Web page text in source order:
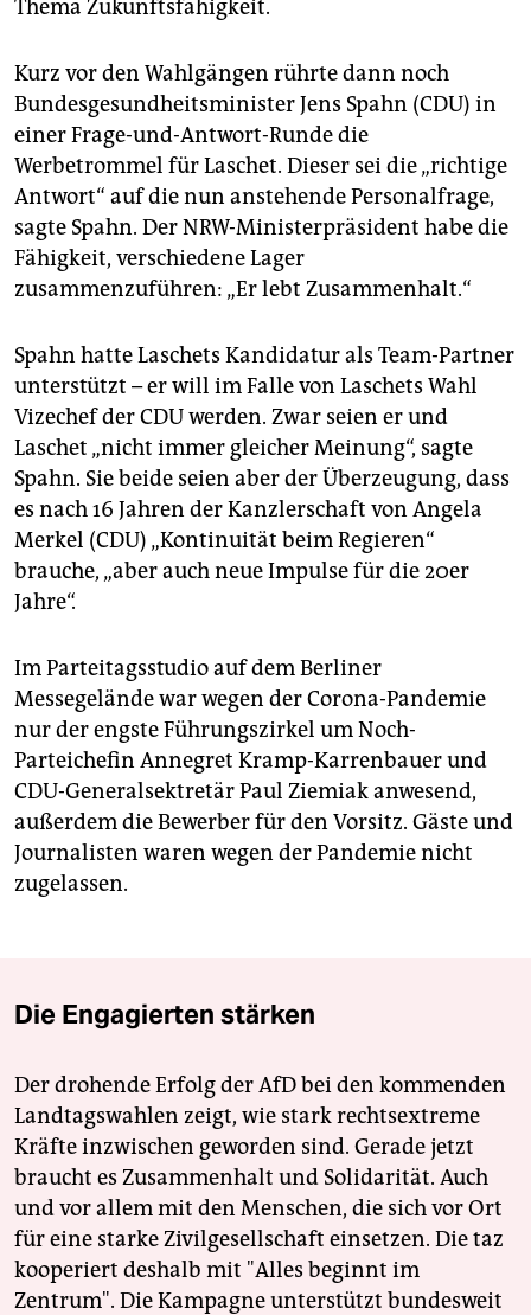
Thema Zukunftsfähigkeit.
Kurz vor den Wahlgängen rührte dann noch
Bundesgesundheitsminister Jens Spahn (CDU) in
einer Frage-und-Antwort-Runde die
Werbetrommel für Laschet. Dieser sei die „richtige
Antwort“ auf die nun anstehende Personalfrage,
sagte Spahn. Der NRW-Ministerpräsident habe die
Fähigkeit, verschiedene Lager
zusammenzuführen: „Er lebt Zusammenhalt.“
Spahn hatte Laschets Kandidatur als Team-Partner
unterstützt – er will im Falle von Laschets Wahl
Vizechef der CDU werden. Zwar seien er und
Laschet „nicht immer gleicher Meinung“, sagte
Spahn. Sie beide seien aber der Überzeugung, dass
es nach 16 Jahren der Kanzlerschaft von Angela
Merkel (CDU) „Kontinuität beim Regieren“
brauche, „aber auch neue Impulse für die 20er
Jahre“.
Im Parteitagsstudio auf dem Berliner
Messegelände war wegen der Corona-Pandemie
nur der engste Führungszirkel um Noch-
Parteichefin Annegret Kramp-Karrenbauer und
CDU-Generalsektretär Paul Ziemiak anwesend,
außerdem die Bewerber für den Vorsitz. Gäste und
Journalisten waren wegen der Pandemie nicht
zugelassen.
Die Engagierten stärken
Der drohende Erfolg der AfD bei den kommenden
Landtagswahlen zeigt, wie stark rechtsextreme
Kräfte inzwischen geworden sind. Gerade jetzt
braucht es Zusammenhalt und Solidarität. Auch
und vor allem mit den Menschen, die sich vor Ort
für eine starke Zivilgesellschaft einsetzen. Die taz
kooperiert deshalb mit "Alles beginnt im
Zentrum". Die Kampagne unterstützt bundesweit